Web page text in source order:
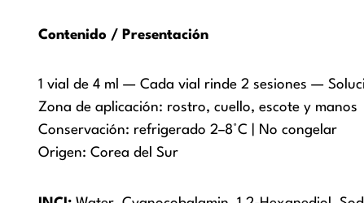
Contenido / Presentación
1 vial de 4 ml — Cada vial rinde 2 sesiones —
Zona de aplicación: rostro, cuello, escote y manos
Conservación: refrigerado 2–8°C | No congelar
Origen: Corea del Sur